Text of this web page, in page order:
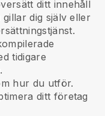
ditt innehåll
dig själv eller
tidigare
hur du utför.
ditt företag